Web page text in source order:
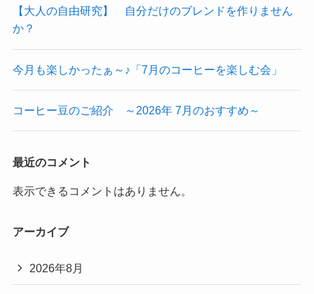
【大人の自由研究】 自分だけのブレンドを作りません
か？
今月も楽しかったぁ～♪「7月のコーヒーを楽しむ会」
コーヒー豆のご紹介 ～2026年 7月のおすすめ～
最近のコメント
表示できるコメントはありません。
アーカイブ
2026年8月